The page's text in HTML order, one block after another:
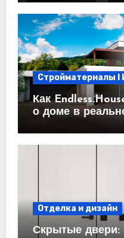
Стройматериалы l
Как
о доме в
Отделка и дизайн
Скрытые двери: